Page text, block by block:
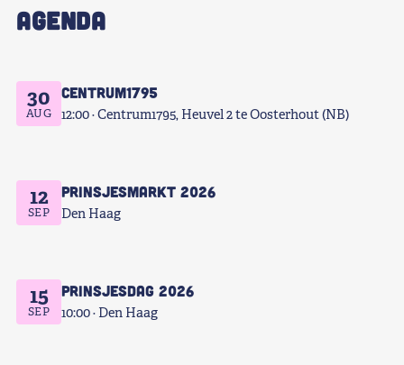
AGENDA
30
AUG
Centrum1795
12:00 Centrum1795, Heuvel 2 te Oosterhout (NB)
12
SEP
Prinsjesmarkt 2026
Den Haag
15
SEP
Prinsjesdag 2026
10:00 Den Haag